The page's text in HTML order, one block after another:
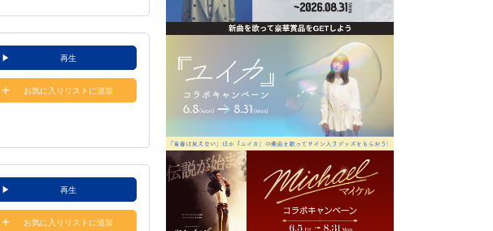
再生
お気に入りリストに追加
再生
お気に入りリストに追加